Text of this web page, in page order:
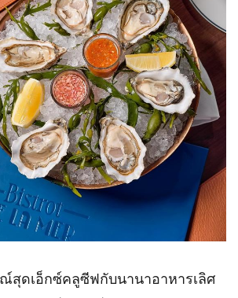
สุดเอ็กซ์คลูซีฟกับนานาอาหารเลิศ